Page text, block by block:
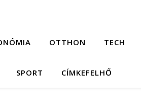
OTTHON TECH
SPORT CÍMKEFELHŐ